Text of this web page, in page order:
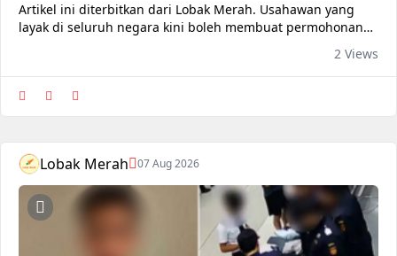
Artikel ini diterbitkan dari Lobak Merah. Usahawan yang
layak di seluruh negara kini boleh membuat permohonan
pembiayaan TEKUN Nasional secara dalam talian menerus.
Sistem Permohonan TEKUN Online yang dilancarkan secara
rasmi hari ini. Menteri Pembangunan Usahawan dan
Koperasi, Steven Sim Chee Keong berkata, sistem itu
membolehkan usahawan men
2 Views
Lobak Merah 07 Aug 2026